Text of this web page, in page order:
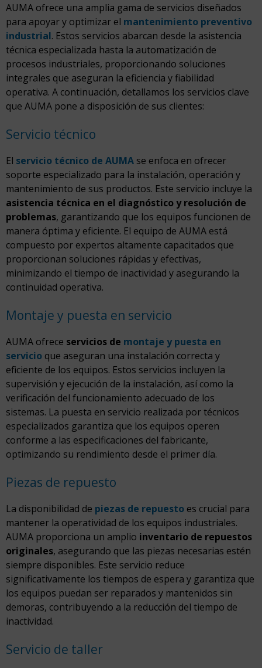
AUMA ofrece una amplia gama de servicios diseñados
para apoyar y optimizar el mantenimiento preventivo
industrial. Estos servicios abarcan desde la asistencia
técnica especializada hasta la automatización de
procesos industriales, proporcionando soluciones
integrales que aseguran la eficiencia y fiabilidad
operativa. A continuación, detallamos los servicios clave
que AUMA pone a disposición de sus clientes:
Servicio técnico
El servicio técnico de AUMA se enfoca en ofrecer
soporte especializado para la instalación, operación y
mantenimiento de sus productos. Este servicio incluye la
asistencia técnica en el diagnóstico y resolución de
problemas, garantizando que los equipos funcionen de
manera óptima y eficiente. El equipo de AUMA está
compuesto por expertos altamente capacitados que
proporcionan soluciones rápidas y efectivas,
minimizando el tiempo de inactividad y asegurando la
continuidad operativa.
Montaje y puesta en servicio
AUMA ofrece servicios de montaje y puesta en
servicio que aseguran una instalación correcta y
eficiente de los equipos. Estos servicios incluyen la
supervisión y ejecución de la instalación, así como la
verificación del funcionamiento adecuado de los
sistemas. La puesta en servicio realizada por técnicos
especializados garantiza que los equipos operen
conforme a las especificaciones del fabricante,
optimizando su rendimiento desde el primer día.
Piezas de repuesto
La disponibilidad de piezas de repuesto es crucial para
mantener la operatividad de los equipos industriales.
AUMA proporciona un amplio inventario de repuestos
originales, asegurando que las piezas necesarias estén
siempre disponibles. Este servicio reduce
significativamente los tiempos de espera y garantiza que
los equipos puedan ser reparados y mantenidos sin
demoras, contribuyendo a la reducción del tiempo de
inactividad.
Servicio de taller